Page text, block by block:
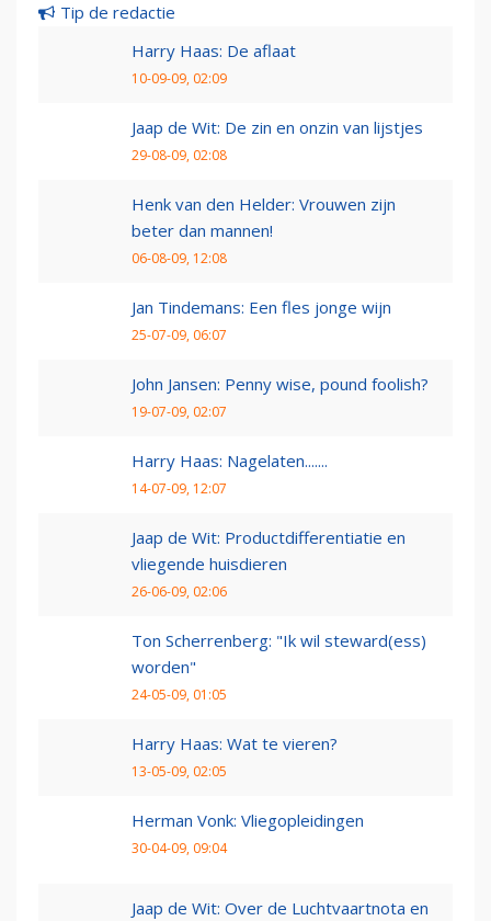
Tip de redactie
Harry Haas: De aflaat
10-09-09, 02:09
Jaap de Wit: De zin en onzin van lijstjes
29-08-09, 02:08
Henk van den Helder: Vrouwen zijn
beter dan mannen!
06-08-09, 12:08
Jan Tindemans: Een fles jonge wijn
25-07-09, 06:07
John Jansen: Penny wise, pound foolish?
19-07-09, 02:07
Harry Haas: Nagelaten.......
14-07-09, 12:07
Jaap de Wit: Productdifferentiatie en
vliegende huisdieren
26-06-09, 02:06
Ton Scherrenberg: "Ik wil steward(ess)
worden"
24-05-09, 01:05
Harry Haas: Wat te vieren?
13-05-09, 02:05
Herman Vonk: Vliegopleidingen
30-04-09, 09:04
Jaap de Wit: Over de Luchtvaartnota en